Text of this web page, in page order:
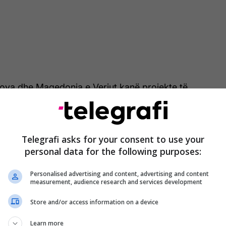
dhe Maqedonia e Veriut kanë projekte të
tyre janë realizuar e disa të tjera do të
zhvilluam mbledhjen e përbashkët mes dy
tona. Disa projekte u realizuan, disa do të
Kosova dhe Maqedonia e Veriut kanë sistemin
së shpejti do të nisë dhe puna për rrugën Bllacë-
të nisë dhe ndërtimi i rrugës Tetovë-Prizren. Me
në zhvillim, stabilitet dhe mirëqenie”, tha
Telegrafi asks for your consent to use your
personal data for the following purposes:
Personalised advertising and content, advertising and content
measurement, audience research and services development
Store and/or access information on a device
Learn more